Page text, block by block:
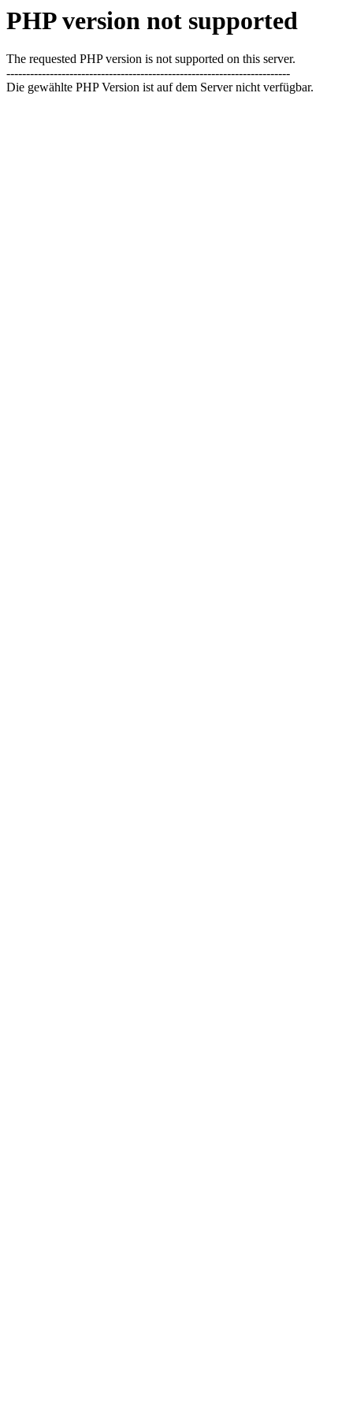
PHP version not supported
The requested PHP version is not supported on this server.
------------------------------------------------------------------------
Die gewählte PHP Version ist auf dem Server nicht verfügbar.